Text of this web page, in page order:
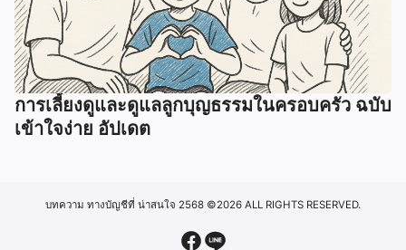
การเลี้ยงดูและดูแลลูกบุญธรรมในครอบครัว ฉบับ
เข้าใจง่าย อัปเดต
บทความ ทางบัญชีที่ น่าสนใจ 2568 ©2026 ALL RIGHTS RESERVED.